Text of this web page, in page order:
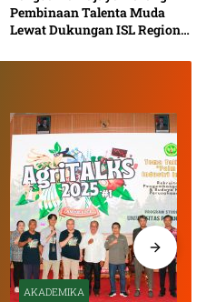
Pembinaan Talenta Muda
Lewat Dukungan ISL Regional
AKADEMIKA